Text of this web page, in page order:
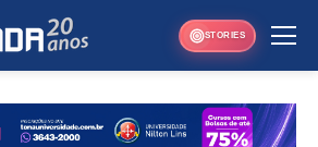
STORIES